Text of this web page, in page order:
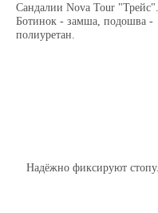
Сандалии Nova Tour "Трейс".
Ботинок - замша, подошва -
полиуретан.
Надёжно фиксируют стопу.